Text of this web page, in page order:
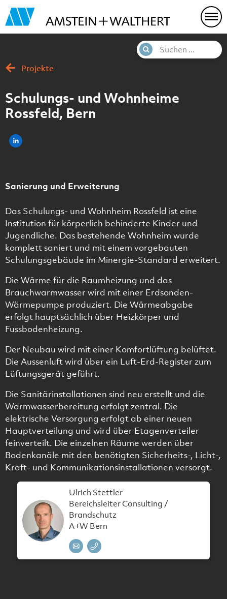
Projekte
Schulungs- und Wohnheime
Rossfeld, Bern
Sanierung und Erweiterung
Das Schulungs- und Wohnheim Rossfeld ist eine
Institution für körperlich behinderte Kinder und
Jugendliche. Das bestehende Wohnheim wurde
komplett saniert und mit einem vorgebauten
Schulungsgebäude im Minergie-Standard erweitert.
Die Wärme für die Raumheizung und das
Brauchwarmwasser wird mit einer Erdsonden-
Wärmepumpe produziert. Die Wärmeabgabe
erfolgt hauptsächlich über Heizkörper und
Fussbodenheizung.
Der Neubau wird mit einer Komfortlüftung belüftet.
Die Aussenluft wird über ein Luft-Erd-Register zum
Lüftungsgerät geführt.
Die Sanitärinstallationen sind neu erstellt und die
Warmwasserbereitung erfolgt zentral. Die
elektrische Versorgung erfolgt ab einer neuen
Hauptverteilung und wird über Etagenverteiler
feinverteilt. Die einzelnen Räume werden über
Bodenkanäle mit den benötigten Sicherheits-, Licht-,
Kraft- und Kommunikationsinstallationen versorgt.
Ulrich Stettler
Bereichsleiter Consulting /
Brandschutz
A+W Bern